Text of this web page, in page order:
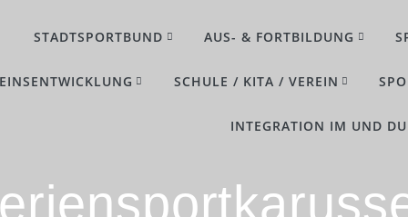
STADTSPORTBUND AUS- & FORTBILDUNG
SCHULE / KITA / VEREIN
INTEGRATION IM UND